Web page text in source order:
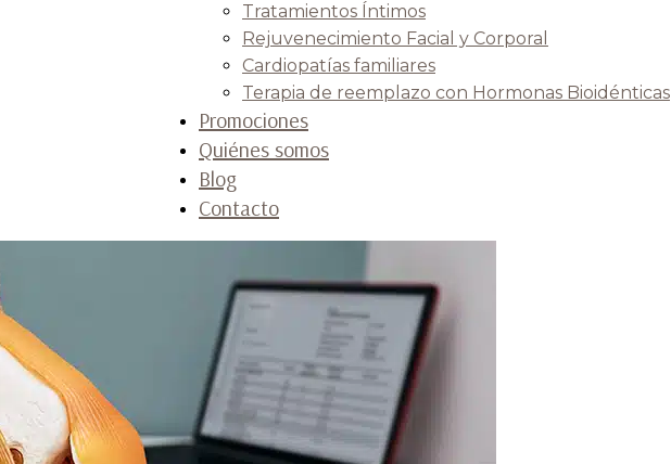
Tratamientos Íntimos
Rejuvenecimiento Facial y Corporal
Cardiopatías familiares
Terapia de reemplazo con Hormonas Bioidénticas
Promociones
Quiénes somos
Blog
Contacto